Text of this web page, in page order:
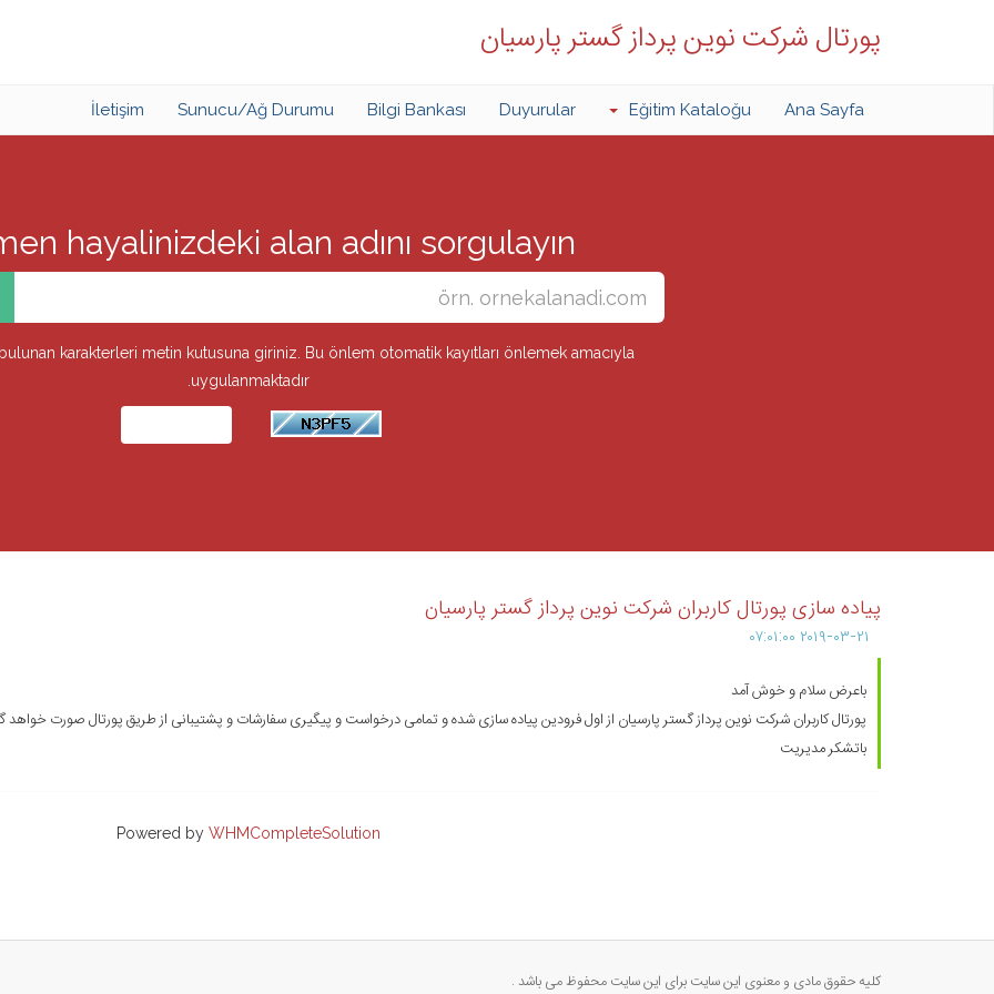
پورتال شرکت نوین پرداز گستر پارسیان
Ana Sayfa
Eğitim Kataloğu
Duyurular
Bilgi Bankası
Sunucu/Ağ Durumu
İletişim
hayalinizdeki alan adını sorgulayın...
karakterleri metin kutusuna giriniz. Bu önlem otomatik kayıtları önlemek amacıyla
uygulanmaktadır.
پیاده سازی پورتال کاربران شرکت نوین پرداز گستر پارسیان
۲۰۱۹-۰۳-۲۱ ۰۷:۰۱:۰۰
باعرض سلام و خوش آمد
پورتال کاربران شرکت نوین پرداز گستر پارسیان از اول فرودین پیاده سازی شده و تمامی درخواست و پیگیری سفارشات و پشتیبانی از طریق پورتال صورت خواهد
باتشکر مدیریت
Powered by WHMCompleteSolution
کلیه حقوق مادی و معنوی این سایت برای این سایت محفوظ می باشد .